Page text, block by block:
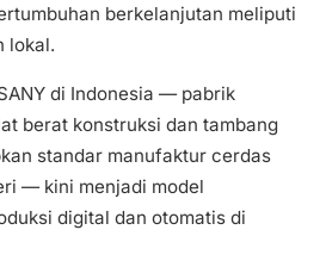
berkelanjutan meliputi
lokal.
di Indonesia — pabrik
berat konstruksi dan tambang
standar manufaktur cerdas
— kini menjadi model
digital dan otomatis di